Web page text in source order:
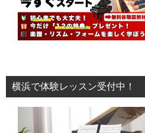
横浜で体験レッスン受付中！